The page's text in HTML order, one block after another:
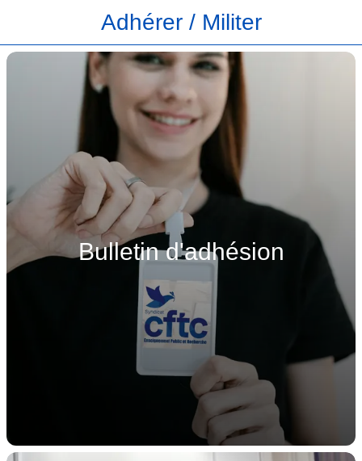
Adhérer / Militer
Bulletin d'adhésion